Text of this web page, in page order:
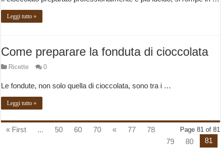
Leggi tutto »
Come preparare la fonduta di cioccolata
Ricette 0
Le fondute, non solo quella di cioccolata, sono tra i …
Leggi tutto »
Page 81 of 81
« First ... 50 60 70 « 77
78
79
80 81